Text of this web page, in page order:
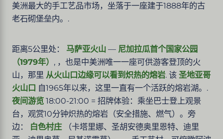
美洲最大的手工艺品市场，坐落于一座建于1888年的古
老石砌堡垒内。.
距离5公里处： 马萨亚火山 — 尼加拉瓜首个国家公园
（1979年） , ，也是中美洲唯一一座可供游客登顶的火
山，那里 从火山口边缘可以看到炽热的熔岩. 该 圣地亚哥
火山口 自1965年以来，这里一直有一个活跃的熔岩湖。.
夜间游览 18:00-21:00 = 招牌体验：乘坐巴士登上观景
台，观赏10分钟炽热的熔岩（安全措施、燃气）。旁
边： 白色村庄 （卡塔里娜、圣胡安德奥里恩特、迪里